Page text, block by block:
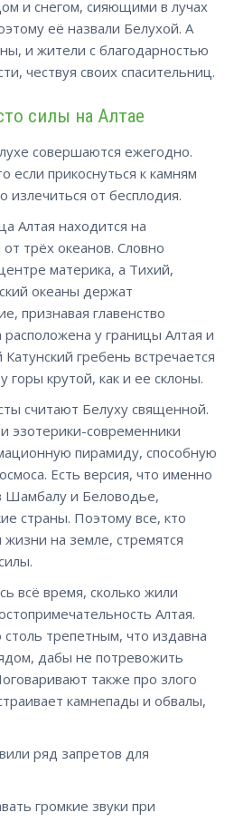
и снегом, сияющими в лучах
её назвали Белухой. А
и жители с благодарностью
чествуя своих спасительниц.
силы на Алтае
совершаются ежегодно.
если прикоснуться к камням
от бесплодия.
Алтая находится на
трёх океанов. Словно
материка, а Тихий,
океаны держат
признавая главенство
у границы Алтая и
гребень встречается
горы крутой, как и ее склоны.
считают Белуху священной.
эзотерики-современники
пирамиду, способную
Есть версия, что именно
Шамбалу и Беловодье,
страны. Поэтому все, кто
на земле, стремятся
всё время, сколько жили
Алтая.
трепетным, что издавна
дабы не потревожить
также про злого
камнепады и обвалы,
ряд запретов для
громкие звуки при